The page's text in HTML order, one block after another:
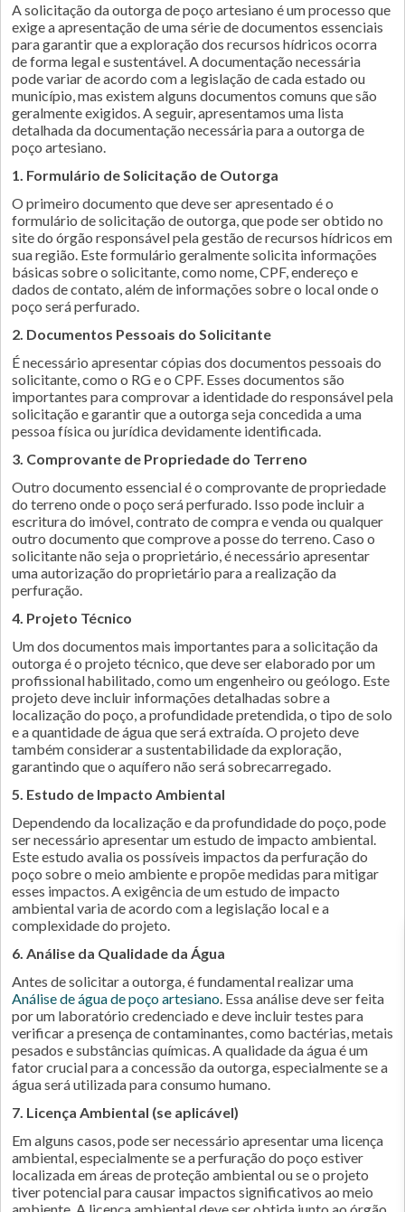
A solicitação da outorga de poço artesiano é um processo que
exige a apresentação de uma série de documentos essenciais
para garantir que a exploração dos recursos hídricos ocorra
de forma legal e sustentável. A documentação necessária
pode variar de acordo com a legislação de cada estado ou
município, mas existem alguns documentos comuns que são
geralmente exigidos. A seguir, apresentamos uma lista
detalhada da documentação necessária para a outorga de
poço artesiano.
1. Formulário de Solicitação de Outorga
O primeiro documento que deve ser apresentado é o
formulário de solicitação de outorga, que pode ser obtido no
site do órgão responsável pela gestão de recursos hídricos em
sua região. Este formulário geralmente solicita informações
básicas sobre o solicitante, como nome, CPF, endereço e
dados de contato, além de informações sobre o local onde o
poço será perfurado.
2. Documentos Pessoais do Solicitante
É necessário apresentar cópias dos documentos pessoais do
solicitante, como o RG e o CPF. Esses documentos são
importantes para comprovar a identidade do responsável pela
solicitação e garantir que a outorga seja concedida a uma
pessoa física ou jurídica devidamente identificada.
3. Comprovante de Propriedade do Terreno
Outro documento essencial é o comprovante de propriedade
do terreno onde o poço será perfurado. Isso pode incluir a
escritura do imóvel, contrato de compra e venda ou qualquer
outro documento que comprove a posse do terreno. Caso o
solicitante não seja o proprietário, é necessário apresentar
uma autorização do proprietário para a realização da
perfuração.
4. Projeto Técnico
Um dos documentos mais importantes para a solicitação da
outorga é o projeto técnico, que deve ser elaborado por um
profissional habilitado, como um engenheiro ou geólogo. Este
projeto deve incluir informações detalhadas sobre a
localização do poço, a profundidade pretendida, o tipo de solo
e a quantidade de água que será extraída. O projeto deve
também considerar a sustentabilidade da exploração,
garantindo que o aquífero não será sobrecarregado.
5. Estudo de Impacto Ambiental
Dependendo da localização e da profundidade do poço, pode
ser necessário apresentar um estudo de impacto ambiental.
Este estudo avalia os possíveis impactos da perfuração do
poço sobre o meio ambiente e propõe medidas para mitigar
esses impactos. A exigência de um estudo de impacto
ambiental varia de acordo com a legislação local e a
complexidade do projeto.
6. Análise da Qualidade da Água
Antes de solicitar a outorga, é fundamental realizar uma
Análise de água de poço artesiano. Essa análise deve ser feita
por um laboratório credenciado e deve incluir testes para
verificar a presença de contaminantes, como bactérias, metais
pesados e substâncias químicas. A qualidade da água é um
fator crucial para a concessão da outorga, especialmente se a
água será utilizada para consumo humano.
7. Licença Ambiental (se aplicável)
Em alguns casos, pode ser necessário apresentar uma licença
ambiental, especialmente se a perfuração do poço estiver
localizada em áreas de proteção ambiental ou se o projeto
tiver potencial para causar impactos significativos ao meio